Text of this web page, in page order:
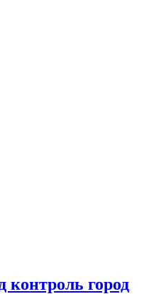
контроль город